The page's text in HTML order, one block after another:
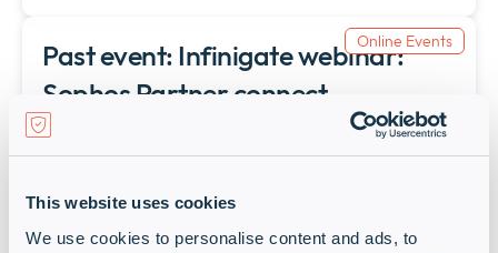
This website uses cookies
We use cookies to personalise content and ads, to
Online Events
Past event: Infinigate webinar:
Sophos Partner connect
20 nov 2025 • 10:00 f m - 11:00 f m
Sophos och ger dig en uppdatering om vad